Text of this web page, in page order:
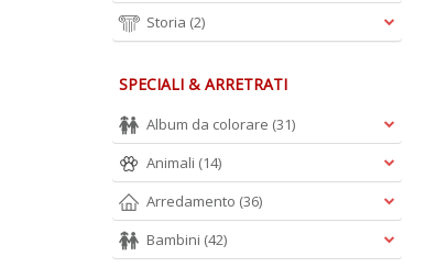
L'estate
Digitale
2.50 €
Primavera
Cartacea
4.90 €
Digitale
Storia (2)
SPECIALI & ARRETRATI
Album da colorare (31)
Animali (14)
Arredamento (36)
Bambini (42)